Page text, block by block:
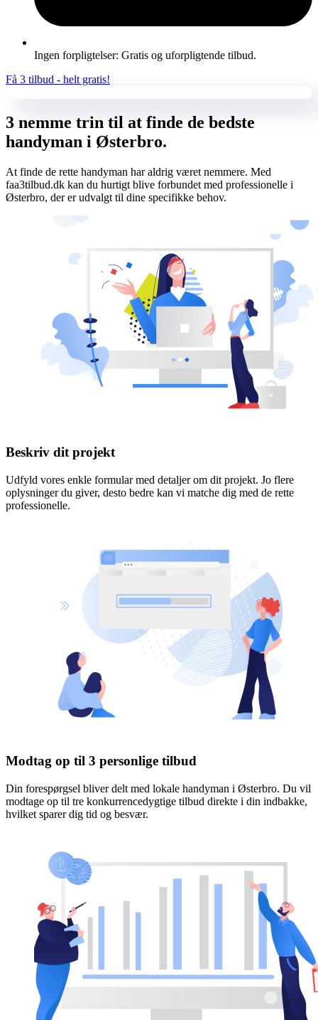
Ingen forpligtelser: Gratis og uforpligtende tilbud.
Få 3 tilbud - helt gratis!
3 nemme trin til at finde de bedste
handyman i Østerbro.
At finde de rette handyman har aldrig været nemmere. Med
faa3tilbud.dk kan du hurtigt blive forbundet med professionelle i
Østerbro, der er udvalgt til dine specifikke behov.
Beskriv dit projekt
Udfyld vores enkle formular med detaljer om dit projekt. Jo flere
oplysninger du giver, desto bedre kan vi matche dig med de rette
professionelle.
Modtag op til 3 personlige tilbud
Din forespørgsel bliver delt med lokale handyman i Østerbro. Du vil
modtage op til tre konkurrencedygtige tilbud direkte i din indbakke,
hvilket sparer dig tid og besvær.